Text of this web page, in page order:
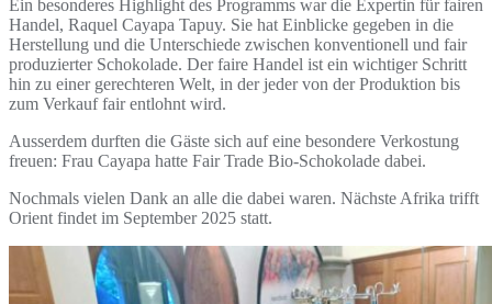
Ein besonderes Highlight des Programms war die Expertin für fairen
Handel, Raquel Cayapa Tapuy. Sie hat Einblicke gegeben in die
Herstellung und die Unterschiede zwischen konventionell und fair
produzierter Schokolade. Der faire Handel ist ein wichtiger Schritt
hin zu einer gerechteren Welt, in der jeder von der Produktion bis
zum Verkauf fair entlohnt wird.
Ausserdem durften die Gäste sich auf eine besondere Verkostung
freuen: Frau Cayapa hatte Fair Trade Bio-Schokolade dabei.
Nochmals vielen Dank an alle die dabei waren. Nächste Afrika trifft
Orient findet im September 2025 statt.